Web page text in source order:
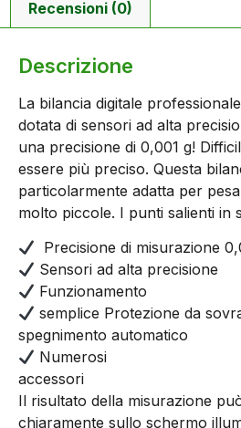
Recensioni (0)
Descrizione
La bilancia digitale professionale
dotata di sensori ad alta
una precisione di 0,001 g!
essere più preciso. Questa
particolarmente adatta per
molto piccole. I punti salienti in
Precisione di misurazione
Sensori ad alta precisione
Funzionamento
semplice Protezione da
spegnimento automatico
Numerosi
accessori
Il risultato della misurazione
chiaramente sullo schermo